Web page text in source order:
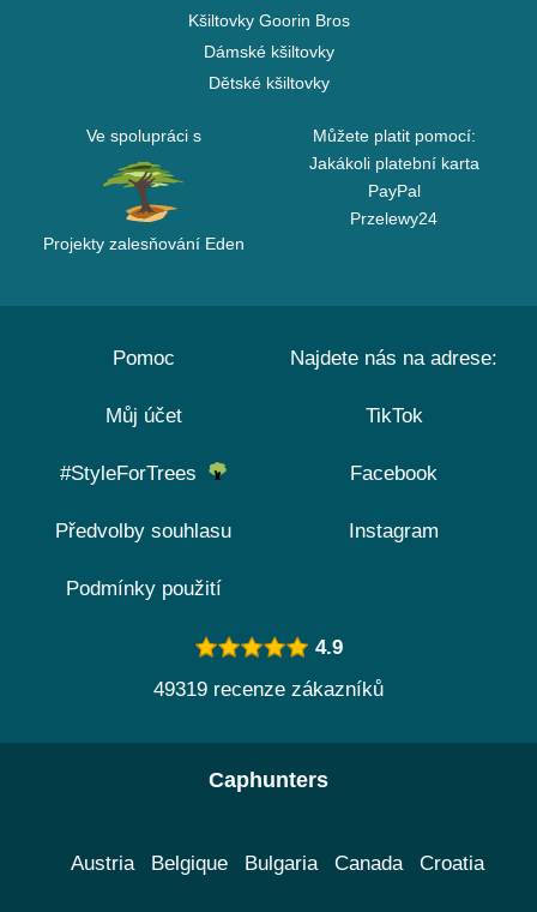
Kšiltovky Goorin Bros
Dámské kšiltovky
Dětské kšiltovky
Ve spolupráci s
Projekty zalesňování Eden
Můžete platit pomocí:
Jakákoli platební karta
PayPal
Przelewy24
Pomoc
Můj účet
#StyleForTrees
Předvolby souhlasu
Podmínky použití
Najdete nás na adrese:
TikTok
Facebook
Instagram
4.9
49319 recenze zákazníků
Caphunters
Austria Belgique Bulgaria Canada Croatia